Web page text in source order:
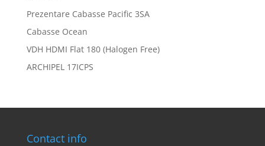
Prezentare Cabasse Pacific 3SA
Cabasse Ocean
VDH HDMI Flat 180 (Halogen Free)
ARCHIPEL 17ICPS
Contact info